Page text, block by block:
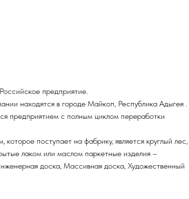
предприятие.
находятся в городе Майкоп, Республика Адыгея .
предприятием с полным циклом переработки
поступает на фабрику, является круглый лес,
лаком или маслом паркетные изделия –
доска, Массивная доска, Художественный